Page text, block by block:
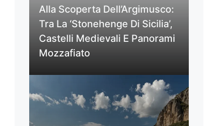
Alla Scoperta Dell’Argimusco:
Tra La ‘Stonehenge Di Sicilia’,
Castelli Medievali E Panorami
Mozzafiato